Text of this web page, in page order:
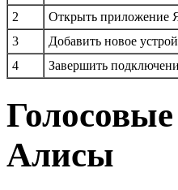
2
Открыть приложение
3
Добавить новое
4
Завершить
Алисы